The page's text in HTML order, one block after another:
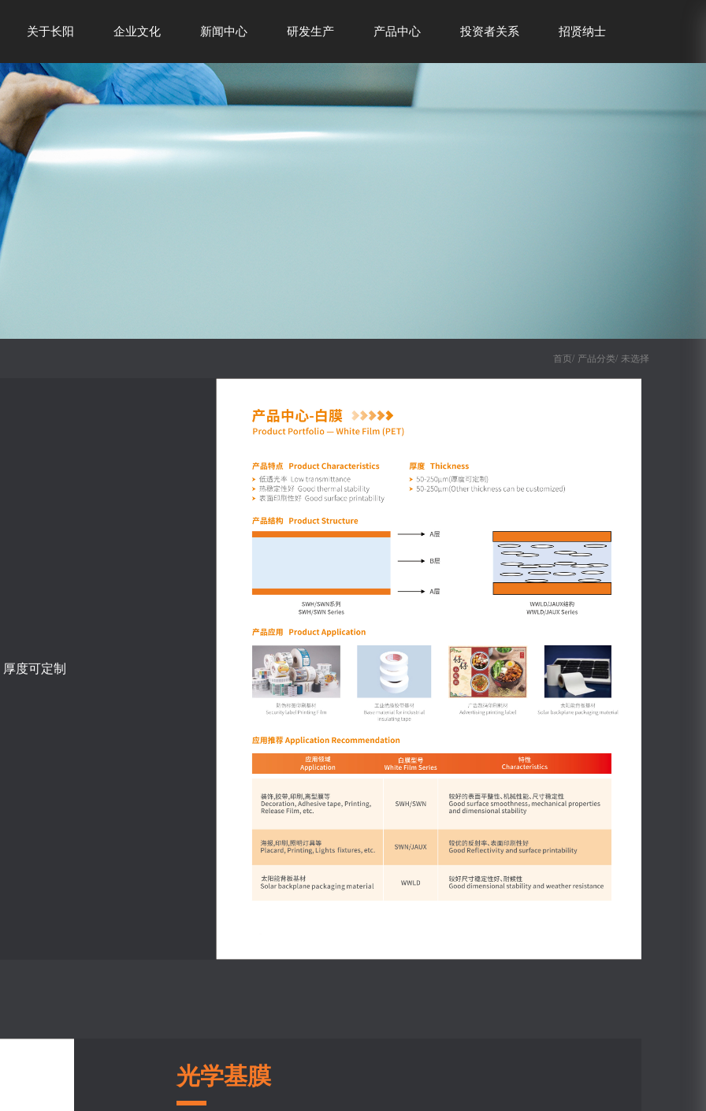
关于长阳 企业文化 新闻中心 研发生产 产品中心 投资者关系 招贤纳士
首页/ 产品分类/ 未选择
度可定制
光学基膜